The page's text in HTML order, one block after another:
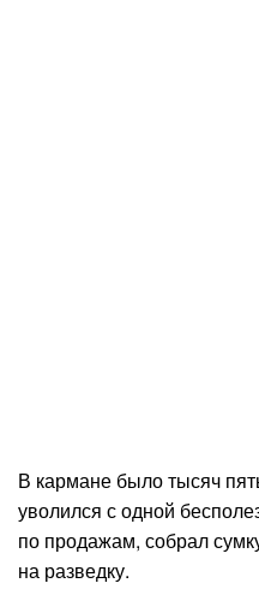
В кармане было тысяч
уволился с одной
по продажам, собрал
на разведку.